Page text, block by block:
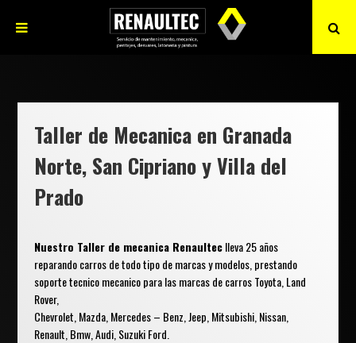
Taller de Mecanica en Granada
Norte, San Cipriano y Villa del
Prado
Nuestro Taller de mecanica Renaulteclleva 25 años
reparando carros de todo tipo de marcas y modelos, prestando
soporte tecnico mecanico para las marcas de carros Toyota, Land
Rover,
Chevrolet, Mazda, Mercedes – Benz, Jeep, Mitsubishi, Nissan,
Renault, Bmw, Audi, Suzuki Ford.